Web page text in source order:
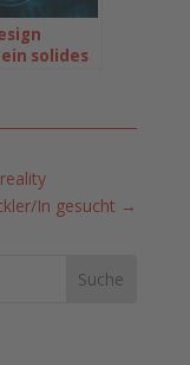
solides
In gesucht →